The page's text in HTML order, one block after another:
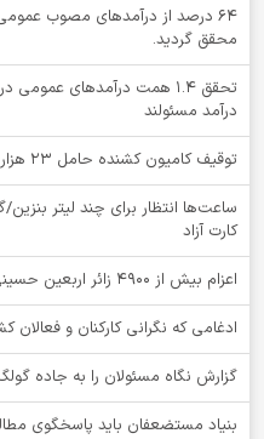
64 درصد از درآمدهای مصوب
محقق گردید.
تحقق ۱.۴ همت درآمدهای
درآمد مسئولند
توقيف کامیون کشنده حامل 23 هزار لیتر گاز مایع قاچاق در نهبندان
ساعت‌ها انتظار برای چند لیتر
کارت آزاد
اعزام بیش از 4900 زائر اربعین حسینی از خراسان جنوبی
ادغامی که نگرانی کارکنان و فعالان
گزارش نگاه مسئولان را به جاده
بنیاد مستضعفان باید پاسخگوی